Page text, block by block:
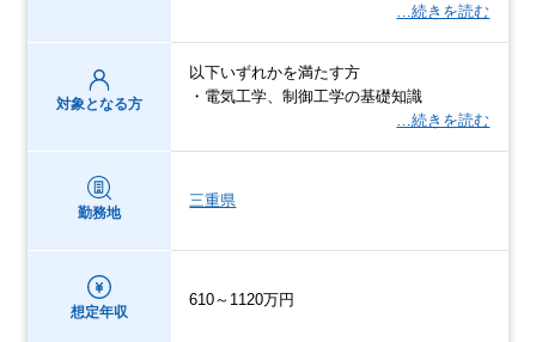
…続きを読む
対象となる方
以下いずれかを満たす方
・電気工学、制御工学の基礎知識
…続きを読む
勤務地
三重県
想定年収
610～1120万円